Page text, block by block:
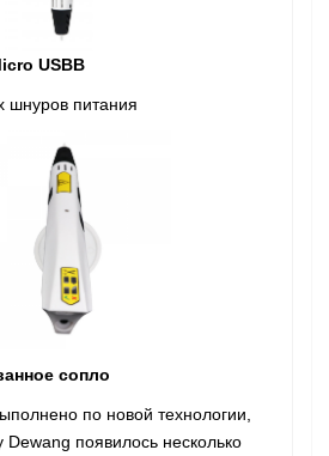
USBB
шнуров питания
сопло
по новой технологии,
Dewang появилось несколько